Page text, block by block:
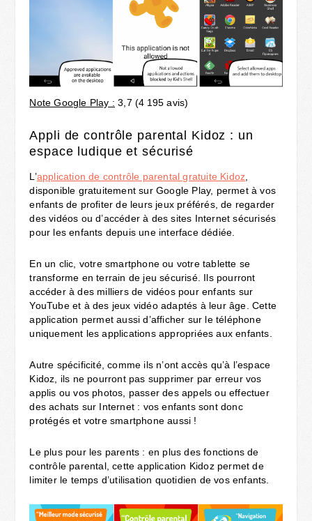
Note Google Play : 3,7 (4 195 avis)
Appli de contrôle parental Kidoz : un
espace ludique et sécurisé
L’application de contrôle parental gratuite Kidoz
disponible gratuitement sur Google Play, permet à vos
enfants de profiter de leurs jeux préférés, de regarder
des vidéos ou d’accéder à des sites Internet sécurisés
pour les enfants depuis une interface dédiée.
En un clic, votre smartphone ou votre tablette se
transforme en terrain de jeu sécurisé. Ils pourront
accéder à des milliers de vidéos pour enfants sur
YouTube et à des jeux vidéo adaptés à leur âge. Cette
application permet aussi d’afficher sur le téléphone
uniquement les applications appropriées aux enfants.
Autre spécificité, comme ils n’ont accès qu’à l’espace
Kidoz, ils ne pourront pas supprimer par erreur vos
applis ou vos photos, passer des appels ou effectuer
des achats sur Internet : vos enfants sont donc
protégés et votre smartphone aussi !
Le plus pour les parents : en plus des fonctions de
contrôle parental, cette application Kidoz permet de
limiter le temps d’utilisation quotidien de vos enfants.